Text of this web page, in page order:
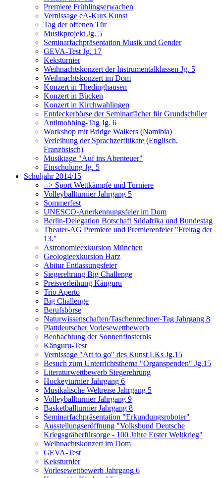
Premiere Frühlingserwachen
Vernissage eA-Kurs Kunst
Tag der offenen Tür
Musikprojekt Jg. 5
Seminarfachpräsentation Musik und Gender
GEVA-Test Jg. 17
Keksturnier
Weihnachtskonzert der Instrumentalklassen Jg. 5
Weihnachtskonzert im Dom
Konzert in Thedinghausen
Konzert in Bücken
Konzert in Kirchwahlingen
Entdeckerbörse der Seminarfächer für Grundschüler
Antimobbing-Tag Jg. 6
Workshop mit Bridge Walkers (Namibia)
Verleihung der Sprachzerfitikate (Englisch,
Französisch)
Musiktage "Auf ins Abenteuer"
Einschulung Jg. 5
Schuljahr 2014/15
--> Sport Wettkämpfe und Turniere
Volleyballturnier Jahrgang 5
Sommerfest
UNESCO-Anerkennungsfeier im Dom
Berlin-Delegation Botschaft Südafrika und Bundestag
Theater-AG Premiere und Premierenfeier "Freitag der
13."
Astronomieexkursion München
Geologieexkursion Harz
Abitur Entlassungsfeier
Siegerehrung Big Challenge
Preisverleihung Känguru
Trio Aperto
Big Challenge
Berufsbörse
Naturwissenschaften/Taschenrechner-Tag Jahrgang 8
Plattdeutscher Vorlesewettbewerb
Beobachtung der Sonnenfinsternis
Känguru-Test
Vernissage "Art to go" des Kunst LKs Jg.15
Besuch zum Unterrichtsthema "Organspenden" Jg.15
Literaturwettbewerb Siegerehrung
Hockeyturnier Jahrgang 6
Musikalische Weltreise Jahrgang 5
Volleyballturnier Jahrgang 9
Basketballturnier Jahrgang 8
Seminarfachpräsentation "Erkundungsroboter"
Ausstellungseröffnung "Volksbund Deutsche
Kriegsgräberfürsorge - 100 Jahre Erster Weltkrieg"
Weihnachtskonzert im Dom
GEVA-Test
Keksturnier
Vorlesewettbewerb Jahrgang 6